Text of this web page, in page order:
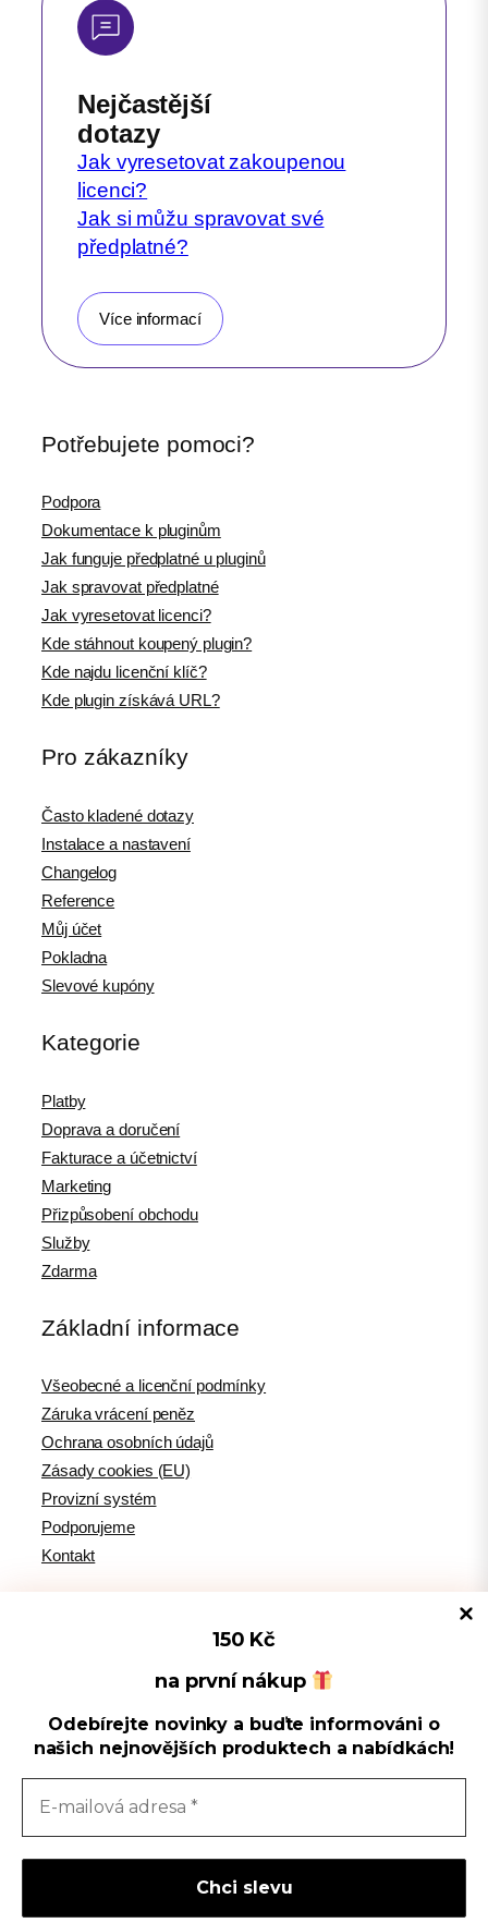
Spravovat souhlas s cookies
Používáme cookies k optimalizaci našich webových stránek a našich
služeb.
Zavřít
Nejčastější
dotazy
Jak vyresetovat zakoupenou
licenci?
Jak si můžu spravovat své
předplatné?
Více informací
Potřebujete pomoci?
Podpora
Dokumentace k pluginům
Jak funguje předplatné u pluginů
Jak spravovat předplatné
Jak vyresetovat licenci?
Kde stáhnout koupený plugin?
Kde najdu licenční klíč?
Kde plugin získává URL?
Pro zákazníky
Často kladené dotazy
Instalace a nastavení
Changelog
Reference
Můj účet
Pokladna
Slevové kupóny
Kategorie
Platby
Doprava a doručení
Fakturace a účetnictví
Marketing
Přizpůsobení obchodu
Služby
Zdarma
Základní informace
Všeobecné a licenční podmínky
Záruka vrácení peněz
Ochrana osobních údajů
Zásady cookies (EU)
Provizní systém
Podporujeme
Kontakt
Tipy pro WordPress
WPlama.cz: WordPress návody
a
o
n
i
150 Kč
na první nákup
Odebírejte novinky a buďte informováni o
našich nejnovějších produktech a nabídkách!